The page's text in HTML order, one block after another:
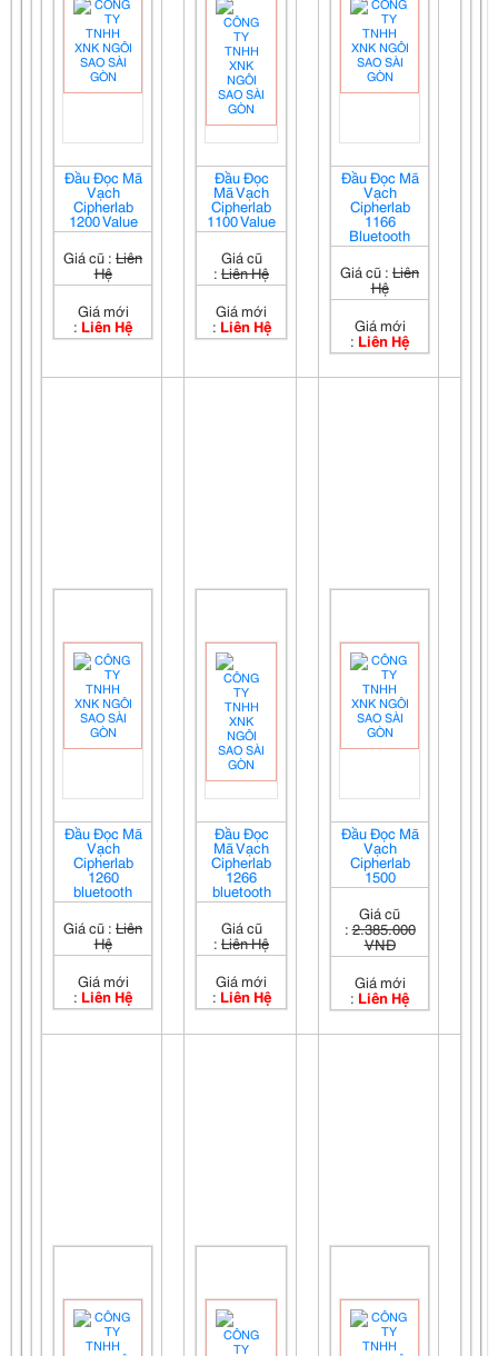
Đầu Đọc Mã
Vạch
Cipherlab
1200 Value
Giá cũ : Liên
Hệ
Giá mới
: Liên Hệ
Đầu Đọc
Mã Vạch
Cipherlab
1100 Value
Giá cũ
: Liên Hệ
Giá mới
: Liên Hệ
Đầu Đọc Mã
Vạch
Cipherlab
1166
Bluetooth
Giá cũ : Liên
Hệ
Giá mới
: Liên Hệ
Đầu Đọc Mã
Vạch
Cipherlab
1260
bluetooth
Giá cũ : Liên
Hệ
Giá mới
: Liên Hệ
Đầu Đọc
Mã Vạch
Cipherlab
1266
bluetooth
Giá cũ
: Liên Hệ
Giá mới
: Liên Hệ
Đầu Đọc Mã
Vạch
Cipherlab
1500
Giá cũ
:2.385.000
VNĐ
Giá mới
: Liên Hệ